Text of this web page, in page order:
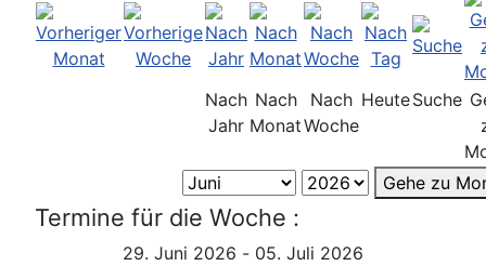
Nach
Jahr
Nach
Monat
Nach
Woche
HeuteSuche
Gehe zu
Termine für die Woche :
29. Juni 2026 - 05. Juli 2026